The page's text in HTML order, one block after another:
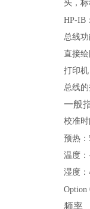
头，
HP-IB
总线
直接
打印
总线
一般
校准
预热：
温度：
湿度：
Option
频率